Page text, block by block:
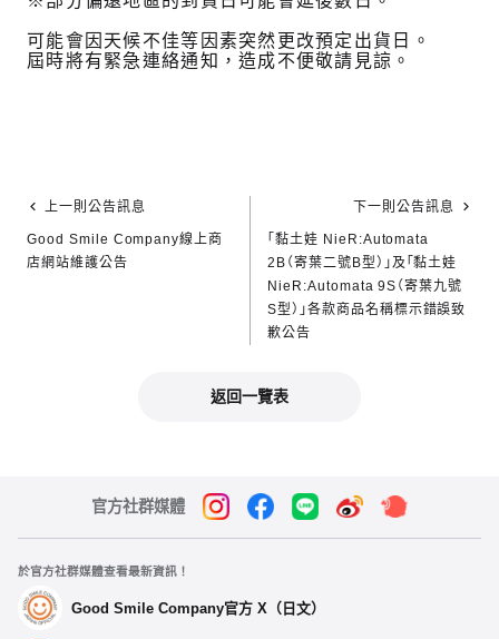
可能會因天候不佳等因素突然更改預定出貨日。
屆時將有緊急連絡通知，造成不便敬請見諒。
上一則公告訊息
Good Smile Company線上商
店網站維護公告
下一則公告訊息
「黏土娃 NieR:Automata
2B（寄葉二號B型）」及「黏土娃
NieR:Automata 9S（寄葉九號
S型）」各款商品名稱標示錯誤致
歉公告
返回一覽表
官方社群媒體
於官方社群媒體查看最新資訊！
Good Smile Company官方 X（日文）